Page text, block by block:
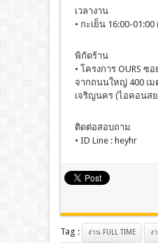
เวลางาน
• กะเย็น 16:00-
พิกัดร้าน
• โครงการ OURS ซ
จากถนนใหญ่ 400 เม
เจริญนคร (ไอคอนส
ติดต่อสอบถาม
• ID Line : heyhr
Tag : ง่าน FULL TIME ง